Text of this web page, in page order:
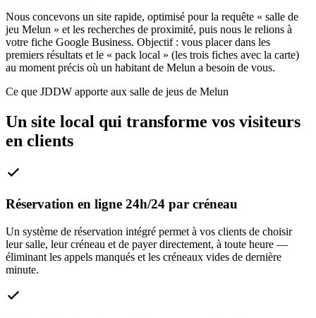
Nous concevons un site rapide, optimisé pour la requête « salle de
jeu Melun » et les recherches de proximité, puis nous le relions à
votre fiche Google Business. Objectif : vous placer dans les
premiers résultats et le « pack local » (les trois fiches avec la carte)
au moment précis où un habitant de Melun a besoin de vous.
Ce que JDDW apporte aux salle de jeus de Melun
Un site local qui transforme vos visiteurs
en clients
Réservation en ligne 24h/24 par créneau
Un système de réservation intégré permet à vos clients de choisir
leur salle, leur créneau et de payer directement, à toute heure —
éliminant les appels manqués et les créneaux vides de dernière
minute.